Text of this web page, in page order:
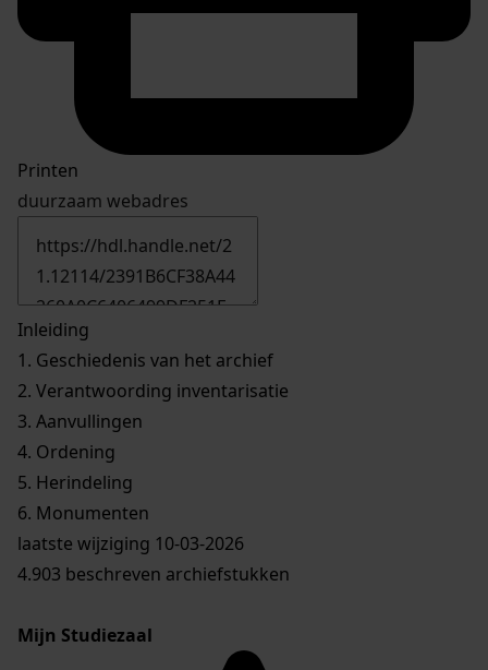
Printen
duurzaam webadres
Inleiding
1. Geschiedenis van het archief
2. Verantwoording inventarisatie
3. Aanvullingen
4. Ordening
5. Herindeling
6. Monumenten
laatste wijziging 10-03-2026
4.903 beschreven archiefstukken
Mijn Studiezaal